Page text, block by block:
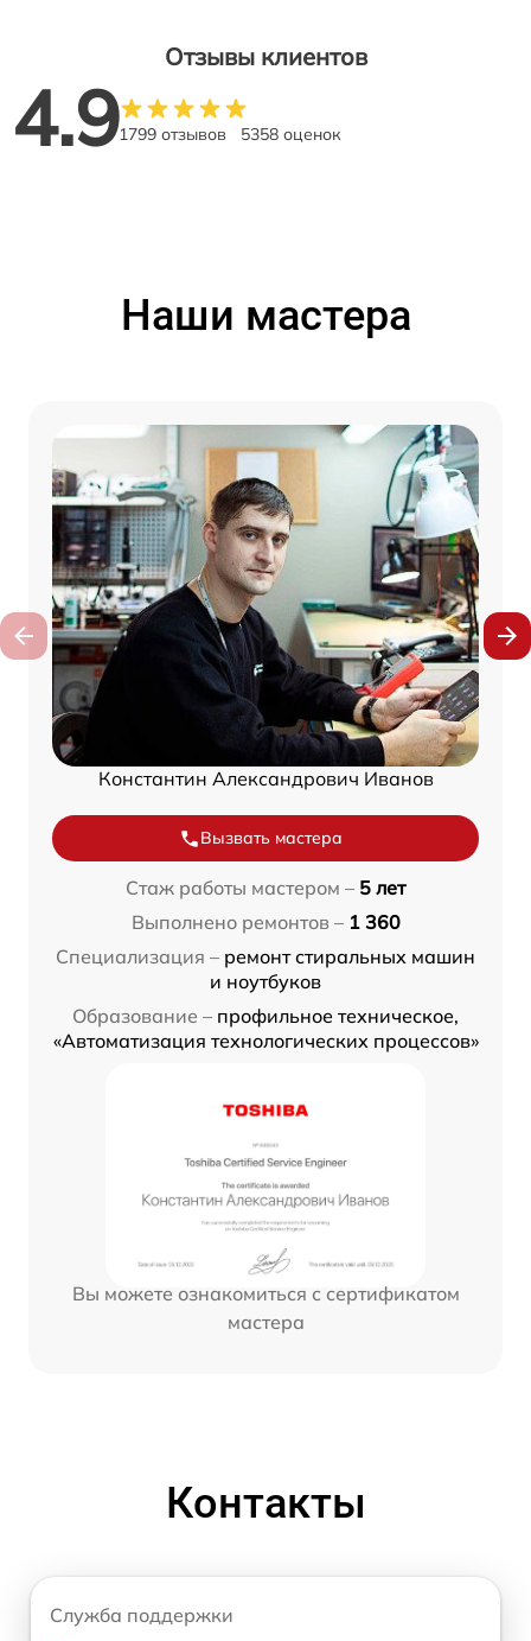
Отзывы клиентов
4.91799 отзывов 5358 оценок
Наши мастера
Константин Александрович Иванов
Вызвать мастера
Стаж работы мастером – 5 лет
Выполнено ремонтов – 1 360
Специализация – ремонт стиральных машин
и ноутбуков
Образование – профильное техническое,
«Автоматизация технологических процессов»
Вы можете ознакомиться с сертификатом
мастера
Контакты
Служба поддержки